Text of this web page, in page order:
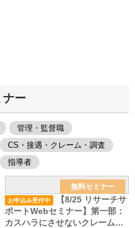
ナー
管理・監督職
CS・接遇・クレーム・調査
指導者
無料セミナー
お申込み受付中
【8/25 リサーチサ
ポートWebセミナー】第一部：
カスハラにさせないクレーム対